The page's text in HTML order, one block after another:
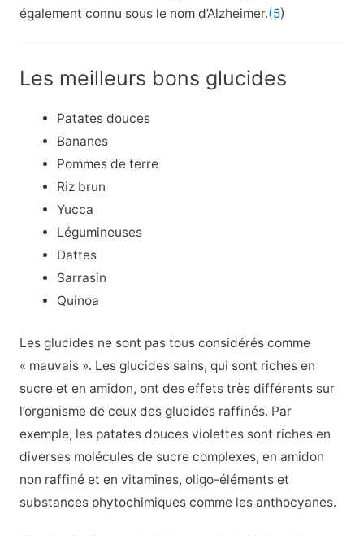
également connu sous le nom d’Alzheimer.(5)
Les meilleurs bons glucides
Patates douces
Bananes
Pommes de terre
Riz brun
Yucca
Légumineuses
Dattes
Sarrasin
Quinoa
Les glucides ne sont pas tous considérés comme
« mauvais ». Les glucides sains, qui sont riches en
sucre et en amidon, ont des effets très différents sur
l’organisme de ceux des glucides raffinés. Par
exemple, les patates douces violettes sont riches en
diverses molécules de sucre complexes, en amidon
non raffiné et en vitamines, oligo-éléments et
substances phytochimiques comme les anthocyanes.